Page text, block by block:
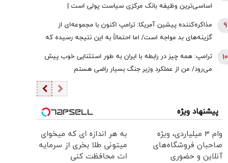
اساسی‌ترین وظیفه بانک مرکزی سیاست پولی است |
مذاکره‌کننده پیشین آمریکا: ترامپ اکنون با مجموعه‌ای از
گزینه‌های بد مواجه است/ اما احتمالاً به این نتیجه رسیده که
9
ترامپ: همه چیز در رابطه با ایران به طور استثنایی خوب پیش
می‌رود/ من از عملکرد وزیر جنگ بسیار راضی هستم
10
پیشنهاد ویژه
وام ۳ میلیاردی، ویژه
صاحبان فروشگاه‌های
آنلاین و حضوری
به هر اندازه ای که میخوای
میتونی طلا بخری از سرمایه
ات محافظت کنی